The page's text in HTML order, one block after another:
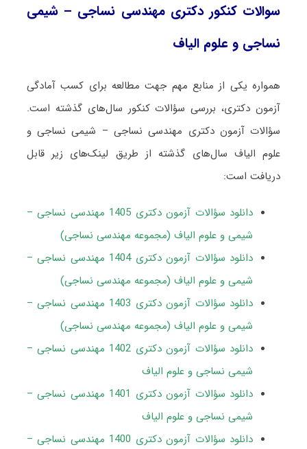
سوالات کنکور دکتری مهندسی نساجی – شیمی
نساجی و علوم الیاف
همواره یکی از منابع مهم جهت مطالعه برای کسب آمادگی
آزمون دکتری، بررسی سؤالات کنکور سال‌های گذشته است.
سؤالات آزمون دکتری مهندسی نساجی – شیمی نساجی و
علوم الیاف سال‌های گذشته از طریق لینک‌های زیر قابل
دریافت است:
دانلود سؤالات آزمون دکتری 1405 مهندسی نساجی –
شیمی و علوم الیاف (مجموعه مهندسی نساجی)
دانلود سؤالات آزمون دکتری 1404 مهندسی نساجی –
شیمی و علوم الیاف (مجموعه مهندسی نساجی)
دانلود سؤالات آزمون دکتری 1403 مهندسی نساجی –
شیمی و علوم الیاف (مجموعه مهندسی نساجی)
دانلود سؤالات آزمون دکتری 1402 مهندسی نساجی –
شیمی نساجی و علوم الیاف
دانلود سؤالات آزمون دکتری 1401 مهندسی نساجی –
شیمی نساجی و علوم الیاف
دانلود سؤالات آزمون دکتری 1400 مهندسی نساجی –